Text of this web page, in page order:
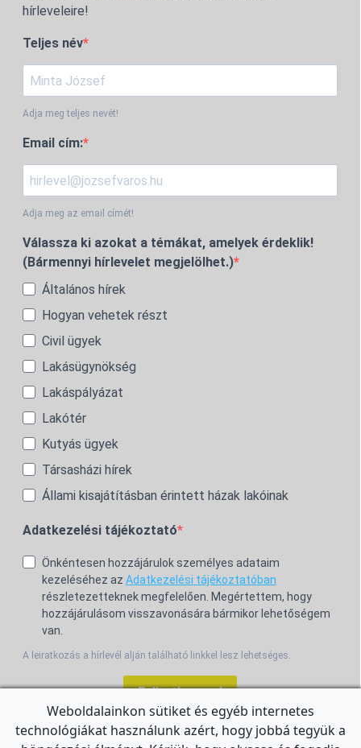
hírleveleire!
Teljes név
Adja meg teljes nevét!
Email cím:
Adja meg az email címét!
Válassza ki azokat a témákat, amelyek érdeklik!
(Bármennyi hírlevelet megjelölhet.)
Általános hírek
Hogyan vehetek részt
Civil ügyek
Lakásügynökség
Lakáspályázat
Lakótér
Kutyás ügyek
Társasházi hírek
Állami kisajátításban érintett házak lakóinak
Adatkezelési tájékoztató
Önkéntesen hozzájárulok személyes adataim
kezeléséhez az Adatkezelési tájékoztatóban
részletezetteknek megfelelően. Megértettem, hogy
hozzájárulásom visszavonására bármikor lehetőségem
van.
A leiratkozás a hírlevél alján található linkkel lesz lehetséges.
Feliratkozom!
Weboldalainkon sütiket és egyéb internetes
technológiákat használunk azért, hogy jobbá tegyük a